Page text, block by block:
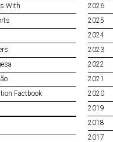
With
Factbook
2026
2025
2024
2023
2022
2021
2020
2019
2018
2017